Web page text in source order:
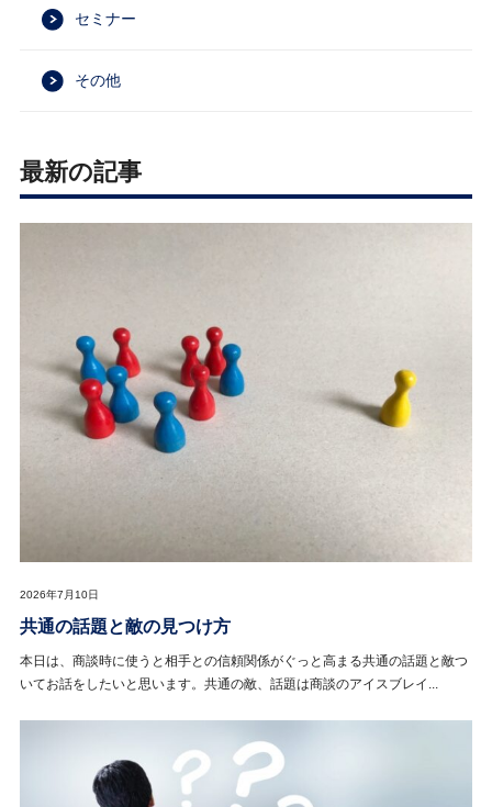
セミナー
その他
最新の記事
2026年7月10日
共通の話題と敵の見つけ方
本日は、商談時に使うと相手との信頼関係がぐっと高まる共通の話題と敵つ
いてお話をしたいと思います。共通の敵、話題は商談のアイスブレイ...